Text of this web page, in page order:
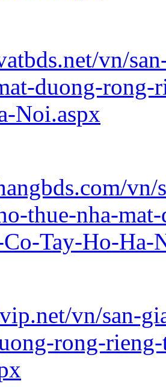
vn/
duong-
Noi.aspx
vn/
thue-nha-
Tay-Ho-Ha-
vn/san-
rong-